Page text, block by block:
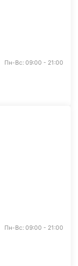
Пн-Вс: 09:00 - 21:00
Пн-Вс: 09:00 - 21:00